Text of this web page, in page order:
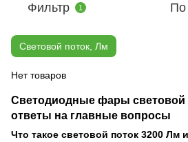
Фильтр 1 По
Световой поток, Лм
Нет товаров
Светодиодные фары световой
ответы на главные вопросы
Что такое световой поток 3200 Лм